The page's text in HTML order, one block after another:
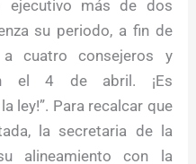
ejecutivo más de dos
su periodo, a fin de
cuatro consejeros y
el 4 de abril. ¡Es
ley!”. Para recalcar que
la secretaria de la
alineamiento con la